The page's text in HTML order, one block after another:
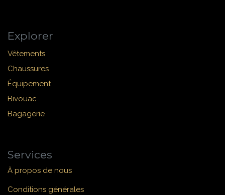
Explorer
Vêtements
Chaussures
Équipement
Bivouac
Bagagerie
Services
À propos de nous
Conditions générales